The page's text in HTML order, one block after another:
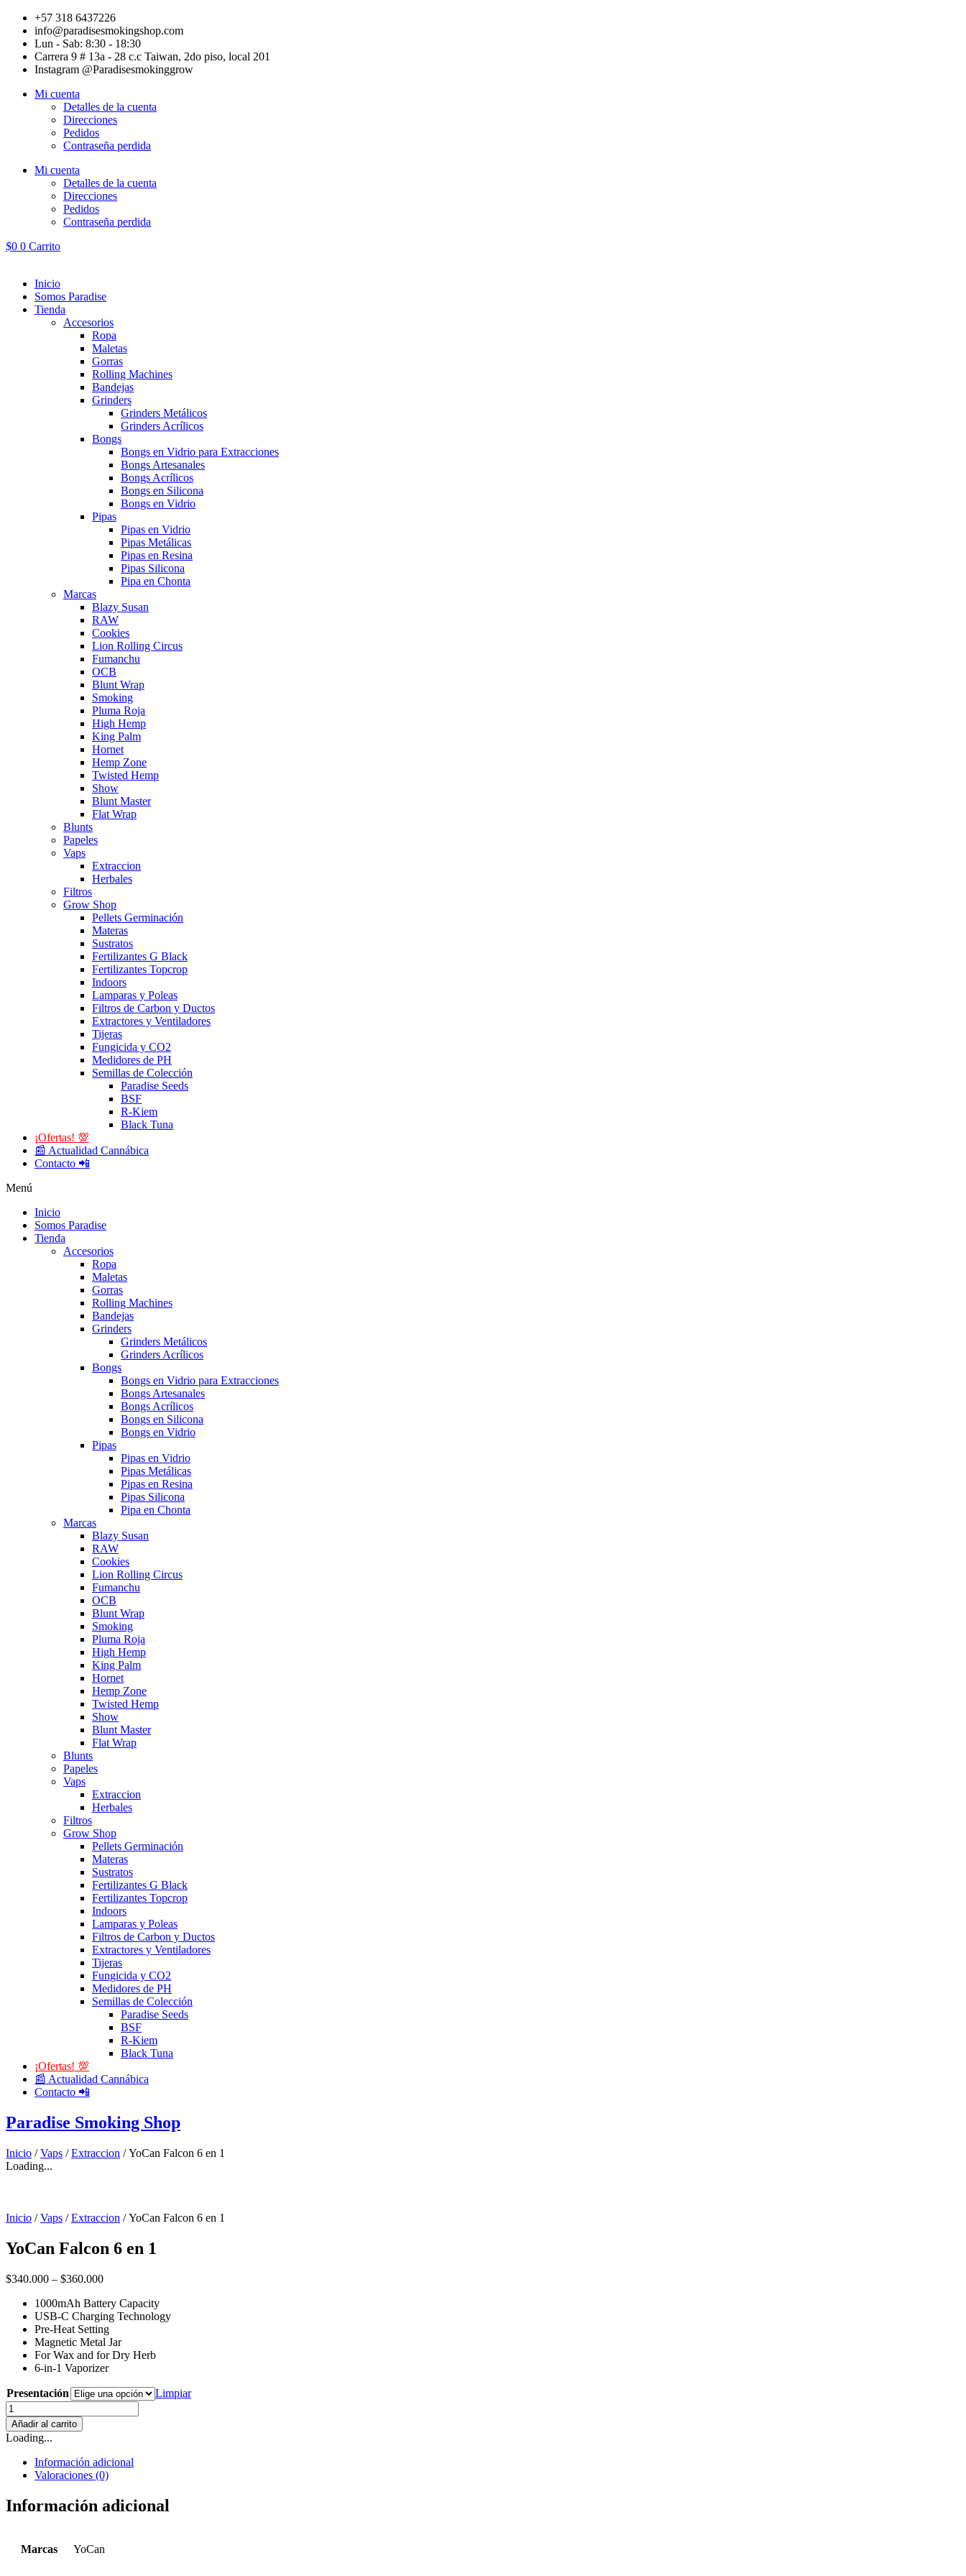
contenido
+57 318 6437226
info@paradisesmokingshop.com
Lun - Sab: 8:30 - 18:30
Carrera 9 # 13a - 28 c.c Taiwan, 2do piso, local 201
Instagram @Paradisesmokinggrow
Mi cuenta
Detalles de la cuenta
Direcciones
Pedidos
Contraseña perdida
Mi cuenta
Detalles de la cuenta
Direcciones
Pedidos
Contraseña perdida
$0 0 Carrito
Inicio
Somos Paradise
Tienda
Accesorios
Ropa
Maletas
Gorras
Rolling Machines
Bandejas
Grinders
Grinders Metálicos
Grinders Acrílicos
Bongs
Bongs en Vidrio para Extracciones
Bongs Artesanales
Bongs Acrílicos
Bongs en Silicona
Bongs en Vidrio
Pipas
Pipas en Vidrio
Pipas Metálicas
Pipas en Resina
Pipas Silicona
Pipa en Chonta
Marcas
Blazy Susan
RAW
Cookies
Lion Rolling Circus
Fumanchu
OCB
Blunt Wrap
Smoking
Pluma Roja
High Hemp
King Palm
Hornet
Hemp Zone
Twisted Hemp
Show
Blunt Master
Flat Wrap
Blunts
Papeles
Vaps
Extraccion
Herbales
Filtros
Grow Shop
Pellets Germinación
Materas
Sustratos
Fertilizantes G Black
Fertilizantes Topcrop
Indoors
Lamparas y Poleas
Filtros de Carbon y Ductos
Extractores y Ventiladores
Tijeras
Fungicida y CO2
Medidores de PH
Semillas de Colección
Paradise Seeds
BSF
R-Kiem
Black Tuna
¡Ofertas! 💯
📰 Actualidad Cannábica
Contacto 📲
Menú
Inicio
Somos Paradise
Tienda
Accesorios
Ropa
Maletas
Gorras
Rolling Machines
Bandejas
Grinders
Grinders Metálicos
Grinders Acrílicos
Bongs
Bongs en Vidrio para Extracciones
Bongs Artesanales
Bongs Acrílicos
Bongs en Silicona
Bongs en Vidrio
Pipas
Pipas en Vidrio
Pipas Metálicas
Pipas en Resina
Pipas Silicona
Pipa en Chonta
Marcas
Blazy Susan
RAW
Cookies
Lion Rolling Circus
Fumanchu
OCB
Blunt Wrap
Smoking
Pluma Roja
High Hemp
King Palm
Hornet
Hemp Zone
Twisted Hemp
Show
Blunt Master
Flat Wrap
Blunts
Papeles
Vaps
Extraccion
Herbales
Filtros
Grow Shop
Pellets Germinación
Materas
Sustratos
Fertilizantes G Black
Fertilizantes Topcrop
Indoors
Lamparas y Poleas
Filtros de Carbon y Ductos
Extractores y Ventiladores
Tijeras
Fungicida y CO2
Medidores de PH
Semillas de Colección
Paradise Seeds
BSF
R-Kiem
Black Tuna
¡Ofertas! 💯
📰 Actualidad Cannábica
Contacto 📲
Paradise Smoking Shop
Inicio /Vaps /Extraccion / YoCan Falcon 6 en 1
Loading...
Inicio /Vaps /Extraccion / YoCan Falcon 6 en 1
YoCan Falcon 6 en 1
$340.000 – $360.000
1000mAh Battery Capacity
USB-C Charging Technology
Pre-Heat Setting
Magnetic Metal Jar
For Wax and for Dry Herb
6-in-1 Vaporizer
Presentación
Limpiar
YoCan
Falcon
6
en
cantidad
Añadir al carrito
Loading...
Información adicional
Valoraciones (0)
Información adicional
Marcas YoCan